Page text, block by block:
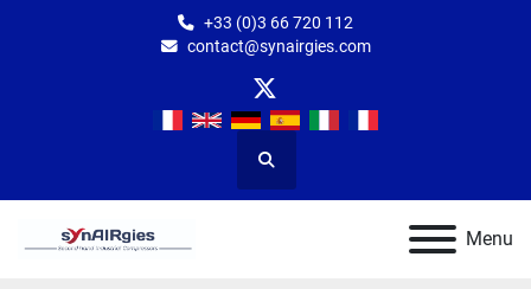
+33 (0)3 66 720 112
contact@synairgies.com
twitter
Rechercher
Menu